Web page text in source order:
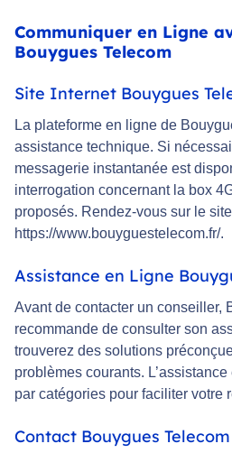
Communiquer en Ligne
Bouygues Telecom
Site Internet Bouygues
La plateforme en ligne de
assistance technique. Si
messagerie instantanée est
interrogation concernant la box
proposés. Rendez-vous sur le
https://www.bouyguestelecom.fr/.
Assistance en Ligne
Avant de contacter un conseiller,
recommande de consulter son
trouverez des solutions
problèmes courants.
par catégories pour faciliter votre
Contact Bouygues